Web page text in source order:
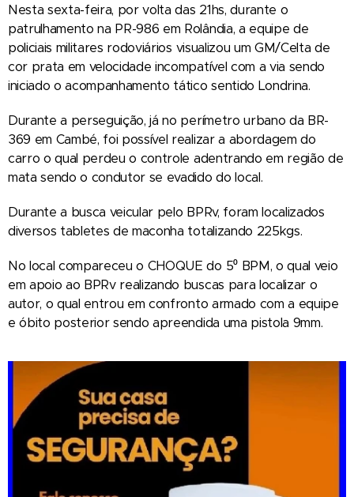
Nesta sexta-feira, por volta das 21hs, durante o
patrulhamento na PR-986 em Rolândia, a equipe de
policiais militares rodoviários visualizou um GM/Celta de
cor prata em velocidade incompatível com a via sendo
iniciado o acompanhamento tático sentido Londrina.
Durante a perseguição, já no perímetro urbano da BR-
369 em Cambé, foi possível realizar a abordagem do
carro o qual perdeu o controle adentrando em região de
mata sendo o condutor se evadido do local.
Durante a busca veicular pelo BPRv, foram localizados
diversos tabletes de maconha totalizando 225kgs.
No local compareceu o CHOQUE do 5⁰ BPM, o qual veio
em apoio ao BPRv realizando buscas para localizar o
autor, o qual entrou em confronto armado com a equipe
e óbito posterior sendo apreendida uma pistola 9mm.